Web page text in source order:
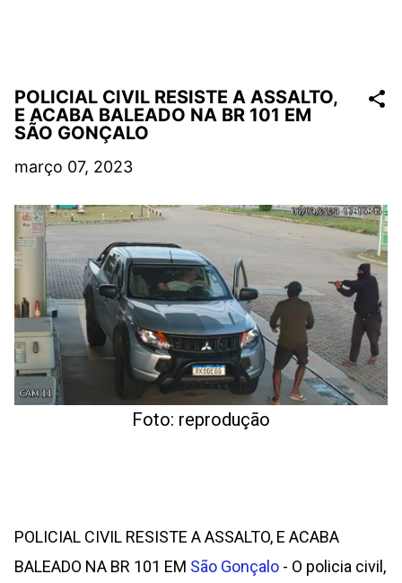
POLICIAL CIVIL RESISTE A ASSALTO,
E ACABA BALEADO NA BR 101 EM
SÃO GONÇALO
março 07, 2023
Foto: reprodução
POLICIAL CIVIL RESISTE A ASSALTO, E ACABA
BALEADO NA BR 101 EM São Gonçalo - O policia civil,